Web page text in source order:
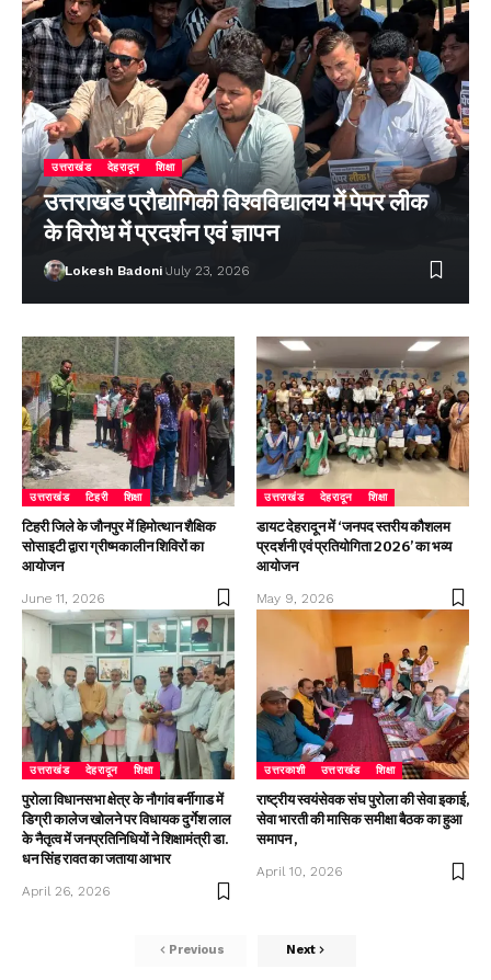
उत्तराखंड देहरादून शिक्षा
उत्तराखंड प्रौद्योगिकी विश्वविद्यालय में पेपर लीक
के विरोध में प्रदर्शन एवं ज्ञापन
Lokesh Badoni July 23, 2026
उत्तराखंड टिहरी शिक्षा
टिहरी जिले के जौनपुर में हिमोत्थान शैक्षिक
सोसाइटी द्वारा ग्रीष्मकालीन शिविरों का
आयोजन
June 11, 2026
उत्तराखंड देहरादून शिक्षा
डायट देहरादून में ‘जनपद स्तरीय कौशलम
प्रदर्शनी एवं प्रतियोगिता 2026’ का भव्य
आयोजन
May 9, 2026
उत्तराखंड देहरादून शिक्षा
पुरोला विधानसभा क्षेत्र के नौगांव बर्नीगाड में
डिग्री कालेज खोलने पर विधायक दुर्गेश लाल
के नैतृत्व में जनप्रतिनिधियों ने शिक्षामंत्री डा.
धन सिंह रावत का जताया आभार
April 26, 2026
उत्तरकाशी उत्तराखंड शिक्षा
राष्ट्रीय स्वयंसेवक संघ पुरोला की सेवा इकाई,
सेवा भारती की मासिक समीक्षा बैठक का हुआ
समापन ,
April 10, 2026
Previous Next